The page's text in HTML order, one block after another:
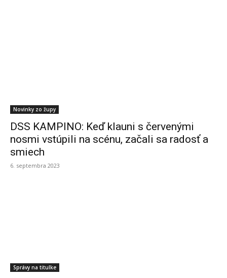
Novinky zo župy
DSS KAMPINO: Keď klauni s červenými
nosmi vstúpili na scénu, začali sa radosť a
smiech
6. septembra 2023
Správy na titulke